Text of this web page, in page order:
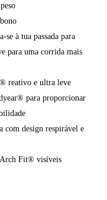
à tua passada para
para uma corrida mais
reativo e ultra leve
para proporcionar
com design respirável e
Fit® visíveis